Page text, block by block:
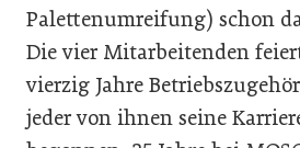
Palettenumreifung) schon
Die vier Mitarbeitenden
vierzig Jahre
jeder von ihnen seine